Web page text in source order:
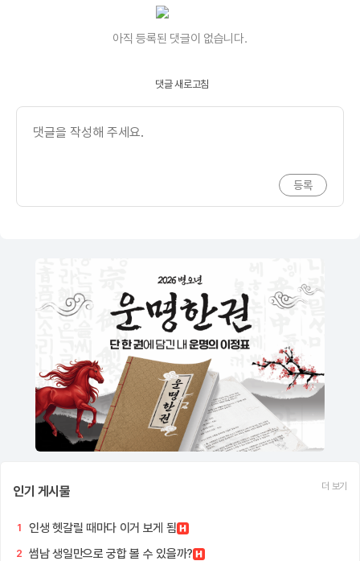
아직 등록된 댓글이 없습니다.
댓글 새로고침
인기 게시물 더 보기
1 인생 헷갈릴 때마다 이거 보게 됨
2 썸남 생일만으로 궁합 볼 수 있을까?